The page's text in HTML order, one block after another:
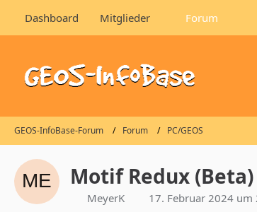
Dashboard Mitglieder Forum
GEOS-InfoBase-Forum Forum PC/GEOS
Motif Redux (Beta)
MeyerK 17. Februar 2024 um